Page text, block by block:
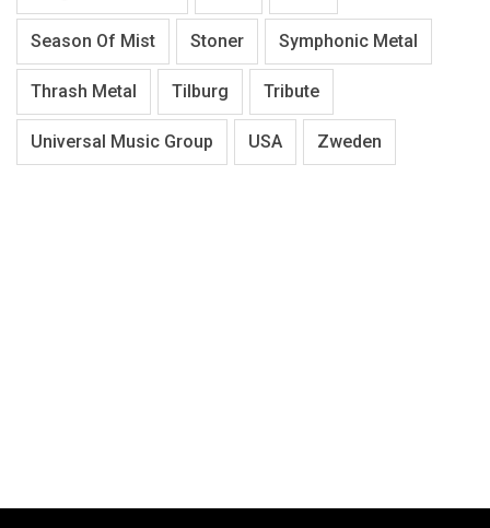
Season Of Mist Stoner Symphonic Metal
Thrash Metal Tilburg Tribute
Universal Music Group USA Zweden